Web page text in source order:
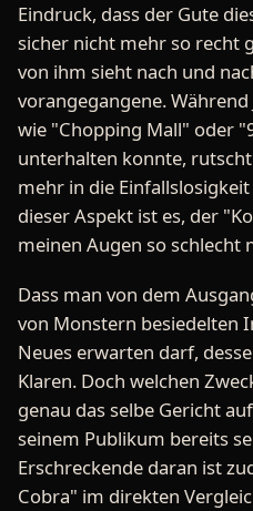
Eindruck, dass der Gute
sicher nicht mehr so recht
von ihm sieht nach und
vorangegangene.
wie "Chopping Mall" oder
unterhalten konnte,
mehr in die
dieser Aspekt ist es, der
meinen Augen so schlecht
Dass man von dem
von Monstern besiedelten
Neues erwarten darf,
Klaren. Doch welchen
genau das selbe Gericht
seinem Publikum bereits
Erschreckende daran ist
Cobra" im direkten